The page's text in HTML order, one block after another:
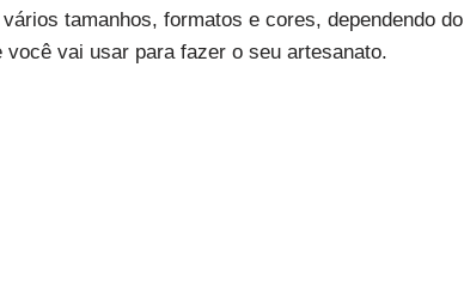
tamanhos, formatos e cores, dependendo do
vai usar para fazer o seu artesanato.